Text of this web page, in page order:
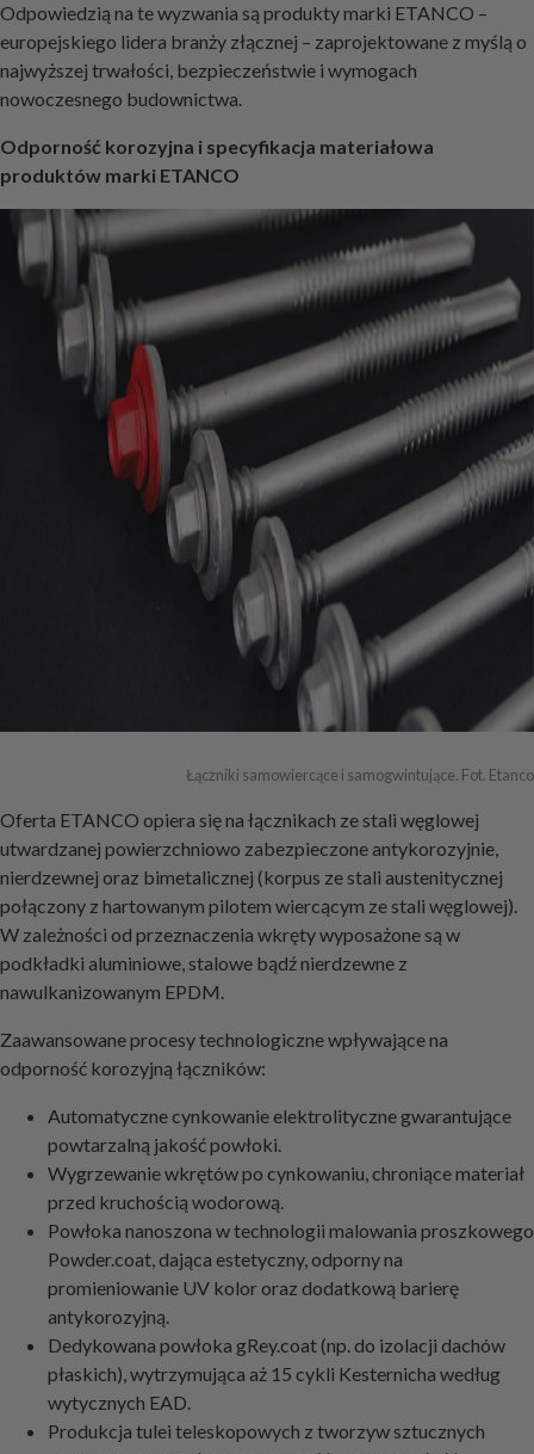
Odpowiedzią na te wyzwania są produkty marki ETANCO –
europejskiego lidera branży złącznej – zaprojektowane z myślą o
najwyższej trwałości, bezpieczeństwie i wymogach
nowoczesnego budownictwa.
Odporność korozyjna i specyfikacja materiałowa
produktów marki ETANCO
Łączniki samowiercące i samogwintujące. Fot. Etanco
Oferta ETANCO opiera się na łącznikach ze stali węglowej
utwardzanej powierzchniowo zabezpieczone antykorozyjnie,
nierdzewnej oraz bimetalicznej (korpus ze stali austenitycznej
połączony z hartowanym pilotem wiercącym ze stali węglowej).
W zależności od przeznaczenia wkręty wyposażone są w
podkładki aluminiowe, stalowe bądź nierdzewne z
nawulkanizowanym EPDM.
Zaawansowane procesy technologiczne wpływające na
odporność korozyjną łączników:
Automatyczne cynkowanie elektrolityczne gwarantujące
powtarzalną jakość powłoki.
Wygrzewanie wkrętów po cynkowaniu, chroniące materiał
przed kruchością wodorową.
Powłoka nanoszona w technologii malowania proszkowego
Powder.coat, dająca estetyczny, odporny na
promieniowanie UV kolor oraz dodatkową barierę
antykorozyjną.
Dedykowana powłoka gRey.coat (np. do izolacji dachów
płaskich), wytrzymująca aż 15 cykli Kesternicha według
wytycznych EAD.
Produkcja tulei teleskopowych z tworzyw sztucznych